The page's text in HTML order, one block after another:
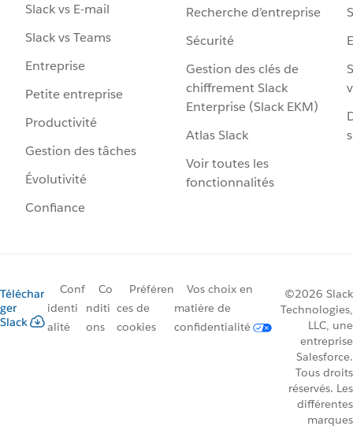
Slack vs E-mail
Slack vs Teams
Entreprise
Petite entreprise
Productivité
Gestion des tâches
Évolutivité
Confiance
Recherche d’entreprise
Sécurité
Gestion des clés de
chiffrement Slack
Enterprise (Slack EKM)
Atlas Slack
Voir toutes les
fonctionnalités
Téléchar
ger
Slack
Conf
identi
alité
Co
nditi
ons
Préféren
ces de
cookies
Vos choix en
matière de
confidentialité
©2026 Slack
Technologies,
LLC, une
entreprise
Salesforce.
Tous droits
réservés. Les
différentes
marques